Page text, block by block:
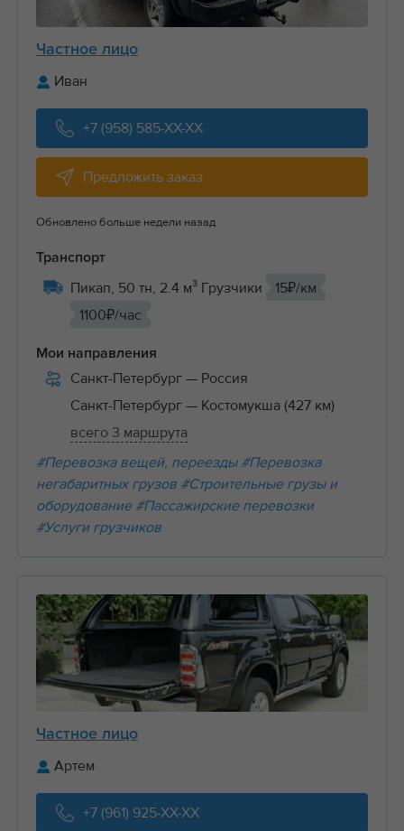
Частное лицо
Иван
+7 (958) 585-XX-XX
Предложить заказ
Обновлено больше недели назад
Транспорт
Пикап, 50 тн, 2.4 м³ Грузчики
15₽/км
1100₽/час
Мои направления
Санкт-Петербург — Россия
Санкт-Петербург — Костомукша (427 км)
всего 3 маршрута
#Перевозка вещей, переезды #Перевозка
негабаритных грузов #Строительные грузы и
оборудование #Пассажирские перевозки
#Услуги грузчиков
Частное лицо
Артем
+7 (961) 925-XX-XX